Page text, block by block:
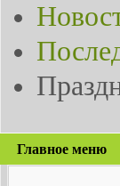
Главное меню